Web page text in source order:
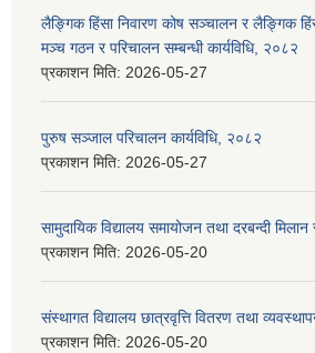
लैङ्गिक हिंसा निवारण कोष सञ्चालन र लैङ्गिक
मञ्च गठन र परिचालन सम्बन्धी कार्यविधि, २०८२
प्रकाशन मिति: 2026-05-27
पुरुष सञ्जाल परिचालन कार्यविधि, २०८२
प्रकाशन मिति: 2026-05-27
सामुदायिक विद्यालय समायोजन तथा दरबन्दी मिलान
प्रकाशन मिति: 2026-05-20
संस्थागत विद्यालय छात्रवृत्ति वितरण तथा
प्रकाशन मिति: 2026-05-20